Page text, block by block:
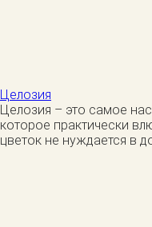
Целозия
Целозия – это самое
которое практически
цветок не нуждается в